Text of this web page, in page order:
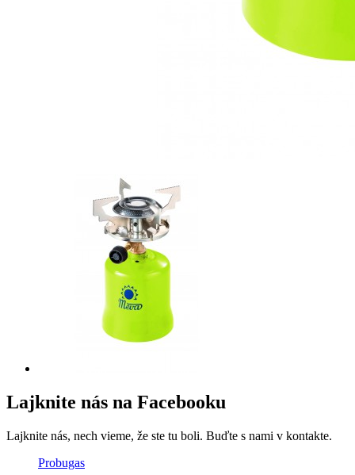
Lajknite nás na Facebooku
Lajknite nás, nech vieme, že ste tu boli. Buďte s nami v kontakte.
Probugas